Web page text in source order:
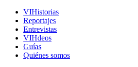
VIHistorias
Reportajes
Entrevistas
VIHdeos
Guías
Quiénes somos